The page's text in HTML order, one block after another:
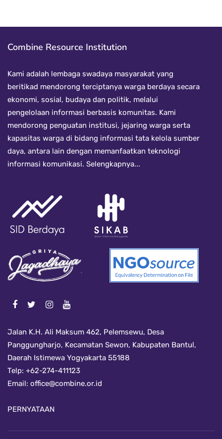
Combine Resource Institution
Kami adalah lembaga swadaya masyarakat yang
beritikad mendorong terciptanya warga berdaya secara
ekonomi, sosial, budaya dan politik, melalui
pengelolaan informasi berbasis komunitas. Kami
mendorong penguatan institusi, jejaring warga serta
kapasitas warga di bidang informasi tata kelola sumber
daya, antara lain dengan memanfaatkan teknologi
informasi komunikasi. Selengkapnya...
Jalan K.H. Ali Maksum 462, Pelemsewu, Desa
Panggungharjo, Kecamatan Sewon, Kabupaten Bantul,
Daerah Istimewa Yogyakarta 55188
Telp: +62-274-411123
Email: office@combine.or.id
PERNYATAAN